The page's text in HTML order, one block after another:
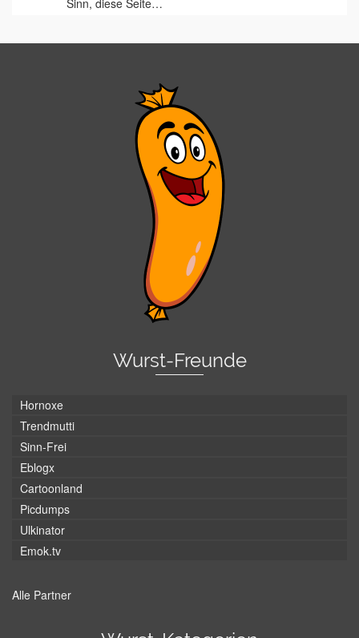
Sinn, diese Seite…
Wurst-Freunde
Hornoxe
Trendmutti
Sinn-Frei
Eblogx
Cartoonland
Picdumps
Ulkinator
Emok.tv
Alle Partner